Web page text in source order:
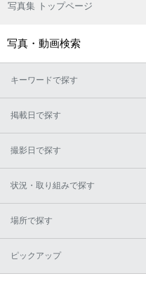
写真集 トップページ
写真・動画検索
キーワードで探す
掲載日で探す
撮影日で探す
状況・取り組みで探す
場所で探す
ピックアップ